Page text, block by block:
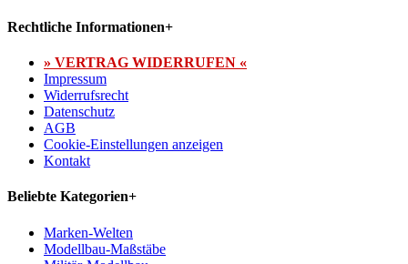
Rechtliche Informationen+
» VERTRAG WIDERRUFEN «
Impressum
Widerrufsrecht
Datenschutz
AGB
Cookie-Einstellungen anzeigen
Kontakt
Beliebte Kategorien+
Marken-Welten
Modellbau-Maßstäbe